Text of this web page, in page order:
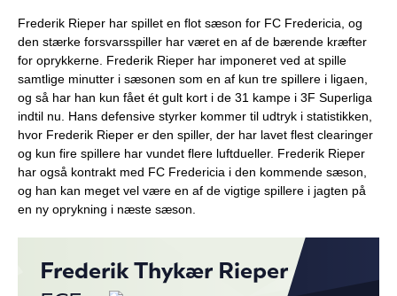
Frederik Rieper har spillet en flot sæson for FC Fredericia, og
den stærke forsvarsspiller har været en af de bærende kræfter
for oprykkerne. Frederik Rieper har imponeret ved at spille
samtlige minutter i sæsonen som en af kun tre spillere i ligaen,
og så har han kun fået ét gult kort i de 31 kampe i 3F Superliga
indtil nu. Hans defensive styrker kommer til udtryk i statistikken,
hvor Frederik Rieper er den spiller, der har lavet flest clearinger
og kun fire spillere har vundet flere luftdueller. Frederik Rieper
har også kontrakt med FC Fredericia i den kommende sæson,
og han kan meget vel være en af de vigtige spillere i jagten på
en ny oprykning i næste sæson.